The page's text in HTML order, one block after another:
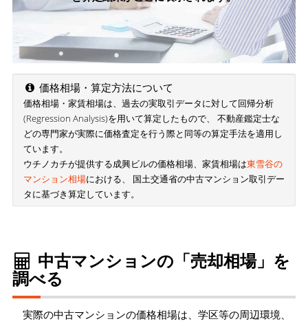
価格相場・算定方法について
価格相場・家賃相場は、過去の実取引データに対して回帰分析
(Regression Analysis)を用いて算定したもので、 不動産鑑定士な
どの専門家が実際に価格査定を行う際と同等の算定手法を適用し
ています。
ウチノカチが提供する成興ビルの価格相場、家賃相場は東雪谷の
マンション相場における、 国土交通省の中古マンション取引デー
タに基づき算定しています。
中古マンションの「売却相場」を
調べる
実際の中古マンションの価格相場は、学区等の周辺環境、